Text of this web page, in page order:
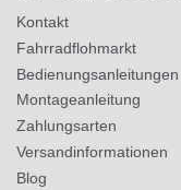
Kontakt
Fahrradflohmarkt
Bedienungsanleitungen
Montageanleitung
Zahlungsarten
Versandinformationen
Blog